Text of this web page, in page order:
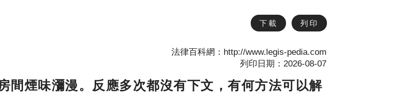
下載 列印
法律百科網：http://www.legis-pedia.com
列印日期：2026-08-07
間煙味瀰漫。反應多次都沒有下文，有何方法可以解